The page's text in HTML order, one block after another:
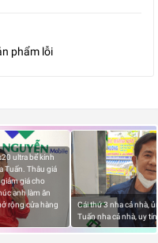
phẩm lỗi
ultra bể kính
Tuấn. Thâu giá
giá cho
anh làm ăn
rộng cửa hàng
Cái thứ 3 nha cả nhà,
Tuấn nha cả nhà, uy